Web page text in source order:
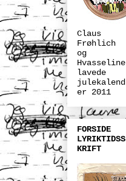
Claus
Frøhlich
og
Hvasseline
lavede
julekalend
er 2011
FORSIDE
LYRIKTIDSS
KRIFT